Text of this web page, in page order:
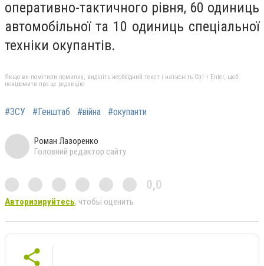
оперативно-тактичного рівня, 60 одиниць
автомобільної та 10 одиниць спеціальної
техніки окупантів.
Якщо ви помітили помилку, виділіть необхідний текст і натисніть Ctrl + Enter, щоб
повідомити про це редакцію
#ЗСУ #Генштаб #війна #окупанти
Роман Лазоренко
Головний редактор сайту
0,0
Авторизируйтесь, чтобы оценить